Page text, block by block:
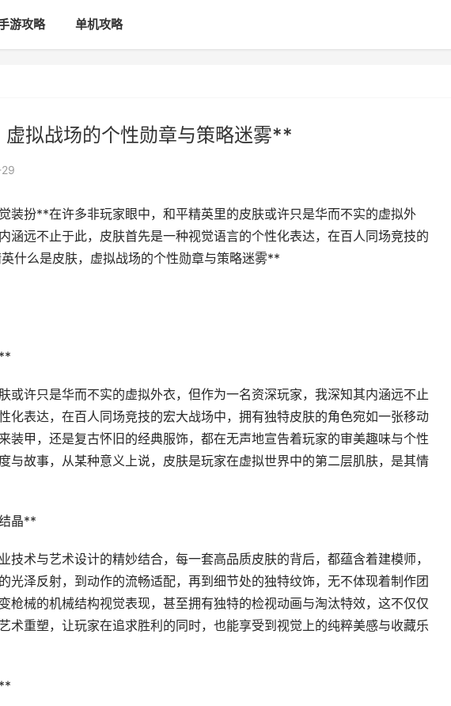
游攻略 单机攻略
拟战场的个性勋章与策略迷雾**
装扮**在许多非玩家眼中，和平精英里的皮肤或许只是华而不实的虚拟外
涵远不止于此，皮肤首先是一种视觉语言的个性化表达，在百人同场竞技的
什么是皮肤，虚拟战场的个性勋章与策略迷雾**
或许只是华而不实的虚拟外衣，但作为一名资深玩家，我深知其内涵远不止
化表达，在百人同场竞技的宏大战场中，拥有独特皮肤的角色宛如一张移动
装甲，还是复古怀旧的经典服饰，都在无声地宣告着玩家的审美趣味与个性
与故事，从某种意义上说，皮肤是玩家在虚拟世界中的第二层肌肤，是其情
晶**
技术与艺术设计的精妙结合，每一套高品质皮肤的背后，都蕴含着建模师，
光泽反射，到动作的流畅适配，再到细节处的独特纹饰，无不体现着制作团
枪械的机械结构视觉表现，甚至拥有独特的检视动画与淘汰特效，这不仅仅
术重塑，让玩家在追求胜利的同时，也能享受到视觉上的纯粹美感与收藏乐